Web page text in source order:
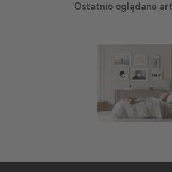
Ostatnio oglądane